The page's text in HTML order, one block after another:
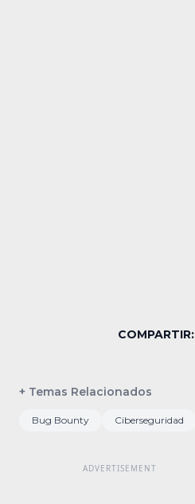
COMPARTIR:
+ Temas Relacionados
Bug Bounty Ciberseguridad